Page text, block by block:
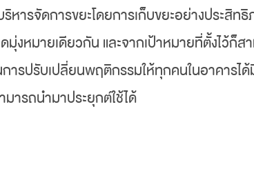
ริหารจัดการขยะโดยการเก็บขยะอย่างประสิท
งหมายเดียวกัน และจากเป้าหมายที่ตั้งไว้ก็ส
รปรับเปลี่ยนพฤติกรรมให้ทุกคนในอาคารไ
มารถนำมาประยุกต์ใช้ได้